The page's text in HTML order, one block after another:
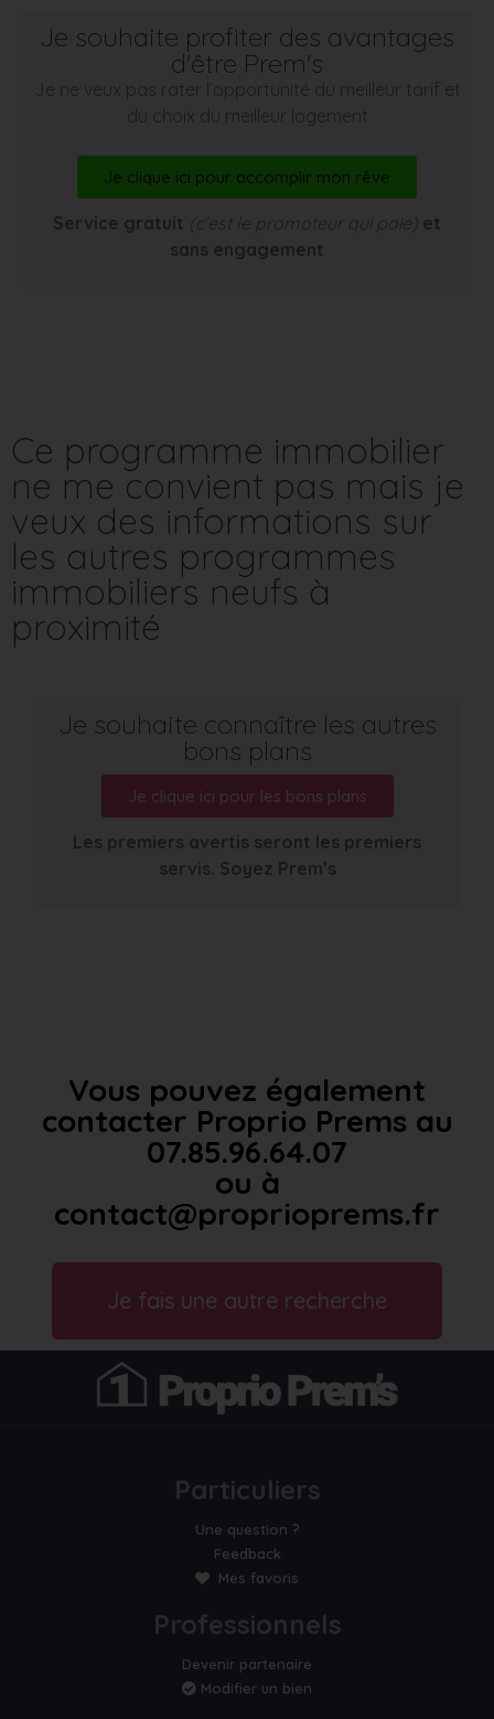
Je souhaite profiter des avantages
d'être Prem's
Je ne veux pas rater l’opportunité du meilleur tarif et
du choix du meilleur logement
Je clique ici pour accomplir mon rêve
Service gratuit (c’est le promoteur qui paie) et
sans engagement
Ce programme immobilier
ne me convient pas mais je
veux des informations sur
les autres programmes
immobiliers neufs à
proximité
Je souhaite connaître les autres
bons plans
Je clique ici pour les bons plans
Les premiers avertis seront les premiers
servis. Soyez Prem’s
Vous pouvez également
contacter Proprio Prems au
07.85.96.64.07
ou à
contact@proprioprems.fr
Je fais une autre recherche
Particuliers
Une question ?
Feedback
Mes favoris
Professionnels
Devenir partenaire
Modifier un bien